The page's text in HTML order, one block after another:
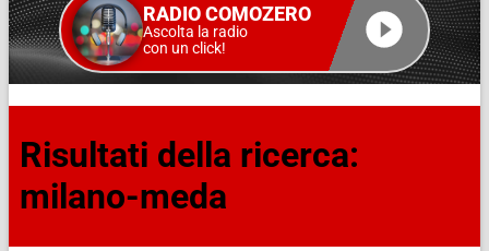
RADIO COMOZERO
Ascolta la radio
con un click!
Risultati della ricerca:
milano-meda